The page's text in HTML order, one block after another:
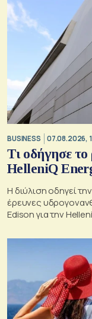
BUSINESS 07.08.2026,
Τι οδήγησε το
HelleniQ
Η διύλιση οδηγεί
έρευνες
Edison για την